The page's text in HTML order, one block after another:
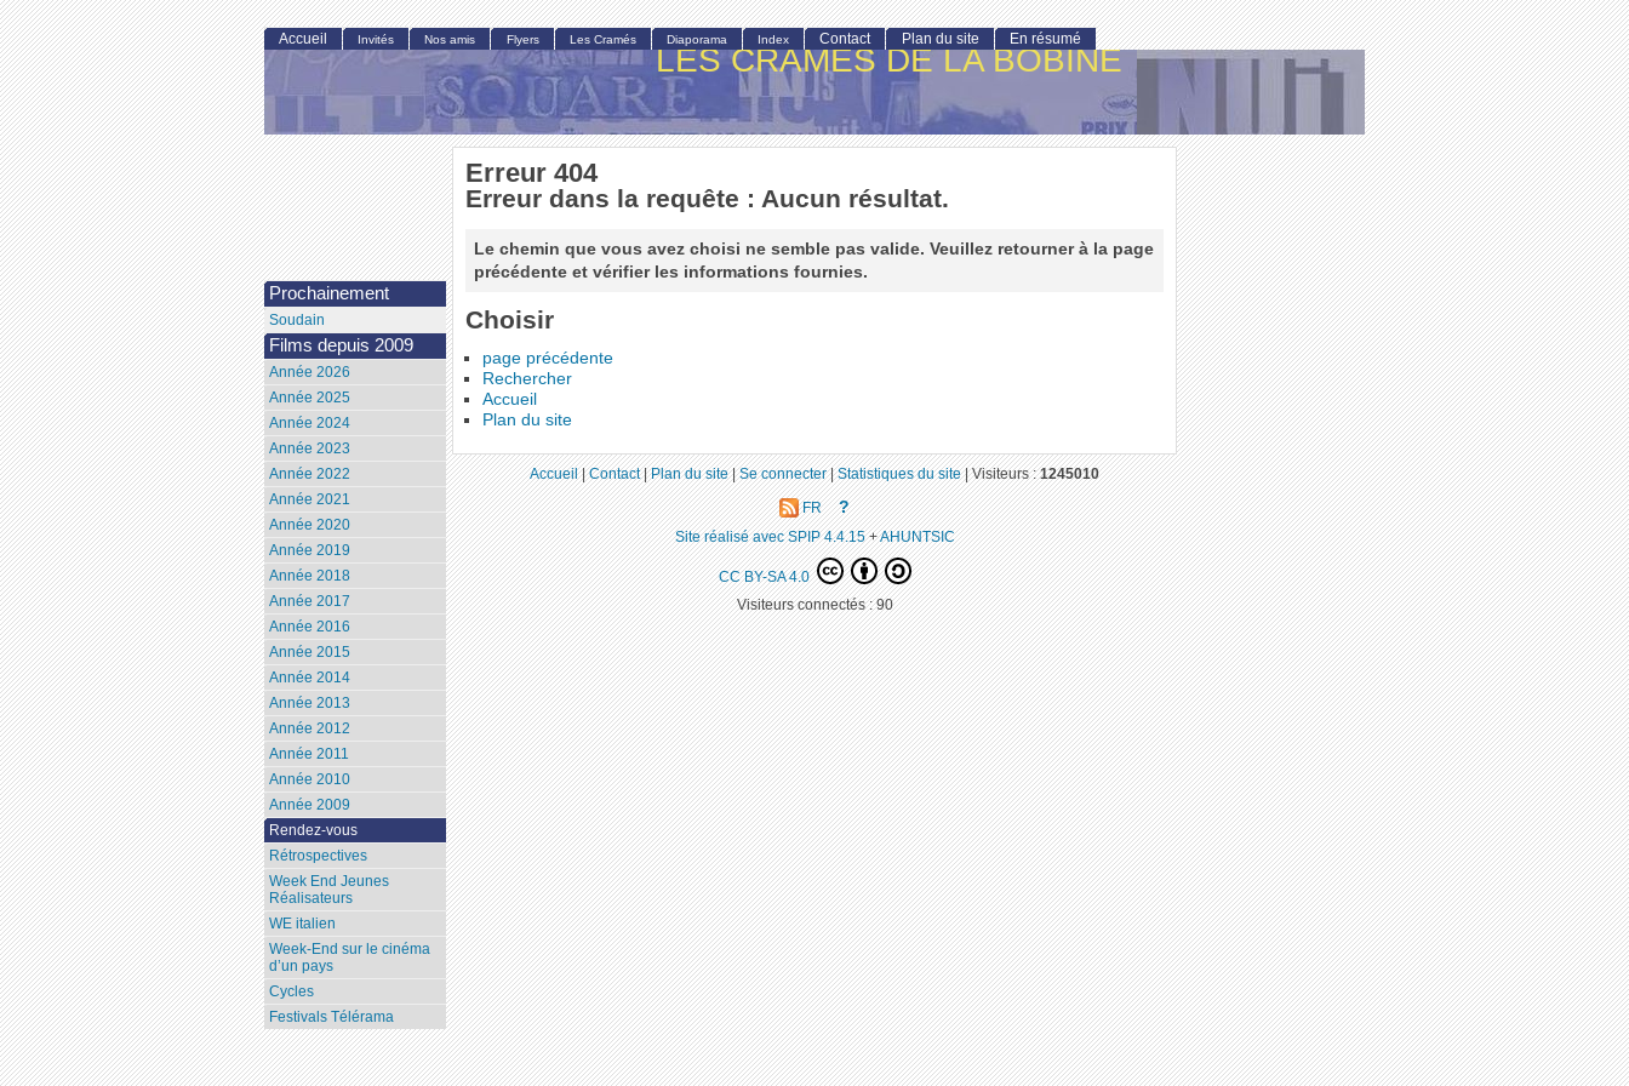
LES CRAMÉS DE LA BOBINE
Erreur 404
Erreur dans la requête : Aucun résultat.
Le chemin que vous avez choisi ne semble pas valide. Veuillez retourner à la page
précédente et vérifier les informations fournies.
Choisir
page précédente
Rechercher
Accueil
Plan du site
Accueil Invités Nos amis Flyers Les Cramés Diaporama Index Contact Plan du site En résumé
Prochainement
Soudain
Films depuis 2009
Année 2026
Année 2025
Année 2024
Année 2023
Année 2022
Année 2021
Année 2020
Année 2019
Année 2018
Année 2017
Année 2016
Année 2015
Année 2014
Année 2013
Année 2012
Année 2011
Année 2010
Année 2009
Rendez-vous
Rétrospectives
Week End Jeunes
Réalisateurs
WE italien
Week-End sur le cinéma
d’un pays
Cycles
Festivals Télérama
Accueil|Contact|Plan du site|Se connecter|Statistiques du site|Visiteurs :1245010
FR ?
Site réalisé avec SPIP 4.4.15+AHUNTSIC
CC BY-SA 4.0
Visiteurs connectés :90